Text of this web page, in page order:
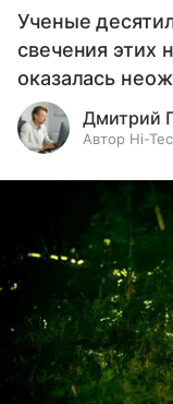
Ученые
свечения этих
оказалась
Дмитрий
Автор Hi-